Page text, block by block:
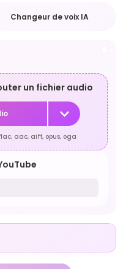
Changeur de voix IA
un fichier audio
aac, aiff, opus, oga